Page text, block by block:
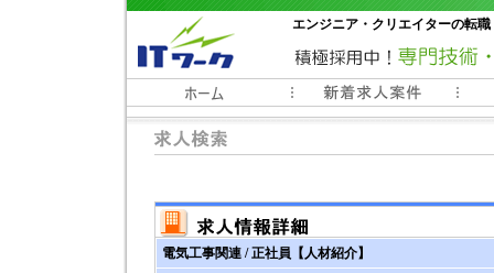
エンジニア・クリエイターの転
常時3000件以上の求人情報掲載中
電気工事関連 / 正社員【人材紹介】